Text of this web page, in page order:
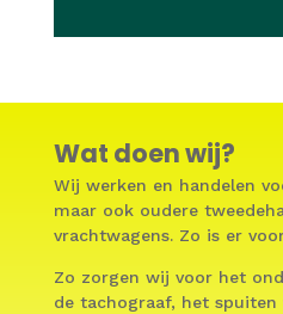
Wat doen wij?
Wij werken en handelen
maar ook oudere
vrachtwagens. Zo is er
Zo zorgen wij voor het
de tachograaf, het spuiten